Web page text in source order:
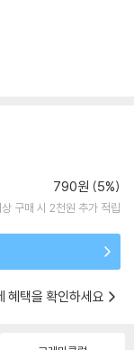
790원 (5%)
구매 시 2천원 추가 적립
혜택을 확인하세요